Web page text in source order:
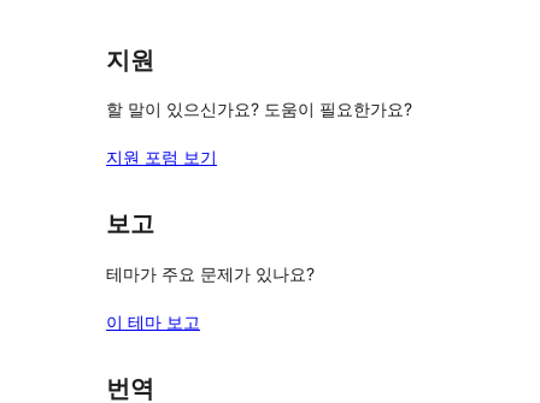
지원
할 말이 있으신가요? 도움이 필요한가요?
지원 포럼 보기
보고
테마가 주요 문제가 있나요?
이 테마 보고
번역